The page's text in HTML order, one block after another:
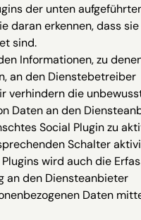
der unten
daran erkennen, dass
sind.
Informationen, zu
an den Dienstebetreiber
verhindern die
Daten an den
Social Plugin zu
Schalter
wird auch die
an den Diensteanbieter
Daten